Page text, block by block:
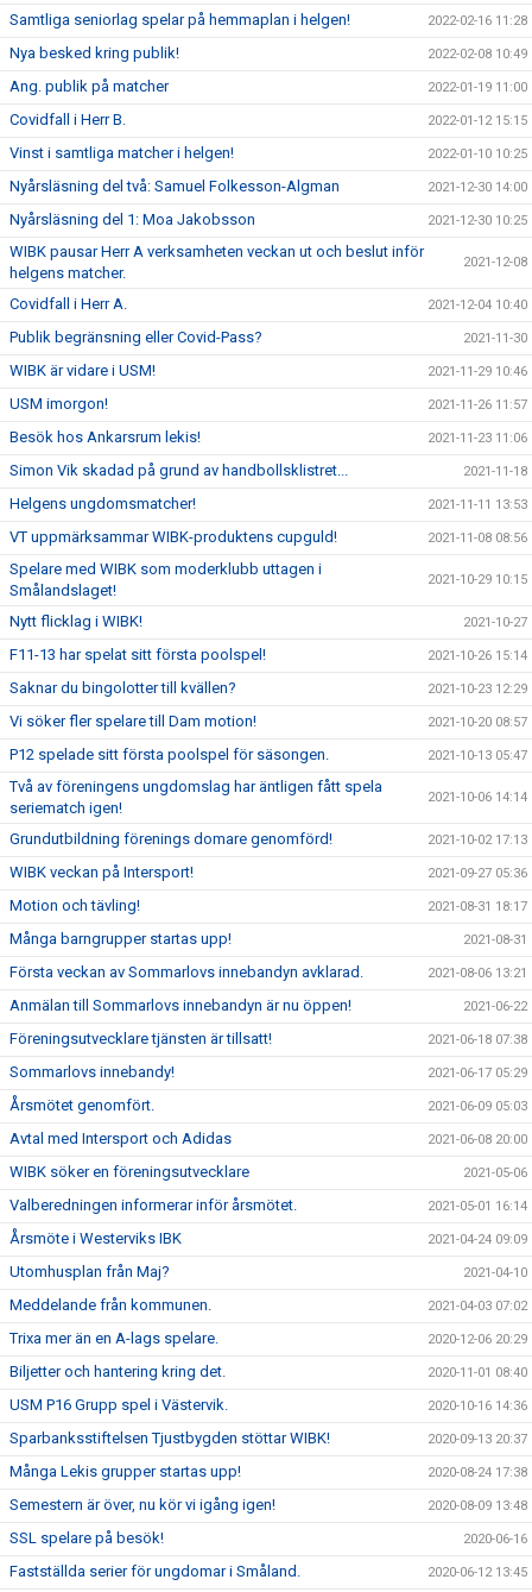
Samtliga seniorlag spelar på hemmaplan i helgen! 2022-02-16 11:28
Nya besked kring publik! 2022-02-08 10:49
Ang. publik på matcher 2022-01-19 11:00
Covidfall i Herr B. 2022-01-12 15:15
Vinst i samtliga matcher i helgen! 2022-01-10 10:25
Nyårsläsning del två: Samuel Folkesson-Algman 2021-12-30 14:00
Nyårsläsning del 1: Moa Jakobsson 2021-12-30 10:25
WIBK pausar Herr A verksamheten veckan ut och beslut inför
helgens matcher.
2021-12-08
Covidfall i Herr A. 2021-12-04 10:40
Publik begränsning eller Covid-Pass? 2021-11-30
WIBK är vidare i USM! 2021-11-29 10:46
USM imorgon! 2021-11-26 11:57
Besök hos Ankarsrum lekis! 2021-11-23 11:06
Simon Vik skadad på grund av handbollsklistret... 2021-11-18
Helgens ungdomsmatcher! 2021-11-11 13:53
VT uppmärksammar WIBK-produktens cupguld! 2021-11-08 08:56
Spelare med WIBK som moderklubb uttagen i
Smålandslaget!
2021-10-29 10:15
Nytt flicklag i WIBK! 2021-10-27
F11-13 har spelat sitt första poolspel! 2021-10-26 15:14
Saknar du bingolotter till kvällen? 2021-10-23 12:29
Vi söker fler spelare till Dam motion! 2021-10-20 08:57
P12 spelade sitt första poolspel för säsongen. 2021-10-13 05:47
Två av föreningens ungdomslag har äntligen fått spela
seriematch igen!
2021-10-06 14:14
Grundutbildning förenings domare genomförd! 2021-10-02 17:13
WIBK veckan på Intersport! 2021-09-27 05:36
Motion och tävling! 2021-08-31 18:17
Många barngrupper startas upp! 2021-08-31
Första veckan av Sommarlovs innebandyn avklarad. 2021-08-06 13:21
Anmälan till Sommarlovs innebandyn är nu öppen! 2021-06-22
Föreningsutvecklare tjänsten är tillsatt! 2021-06-18 07:38
Sommarlovs innebandy! 2021-06-17 05:29
Årsmötet genomfört. 2021-06-09 05:03
Avtal med Intersport och Adidas 2021-06-08 20:00
WIBK söker en föreningsutvecklare 2021-05-06
Valberedningen informerar inför årsmötet. 2021-05-01 16:14
Årsmöte i Westerviks IBK 2021-04-24 09:09
Utomhusplan från Maj? 2021-04-10
Meddelande från kommunen. 2021-04-03 07:02
Trixa mer än en A-lags spelare. 2020-12-06 20:29
Biljetter och hantering kring det. 2020-11-01 08:40
USM P16 Grupp spel i Västervik. 2020-10-16 14:36
Sparbanksstiftelsen Tjustbygden stöttar WIBK! 2020-09-13 20:37
Många Lekis grupper startas upp! 2020-08-24 17:38
Semestern är över, nu kör vi igång igen! 2020-08-09 13:48
SSL spelare på besök! 2020-06-16
Fastställda serier för ungdomar i Småland. 2020-06-12 13:45